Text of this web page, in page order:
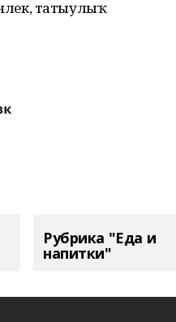
татыулыҡ
Рубрика "Еда и
напитки"